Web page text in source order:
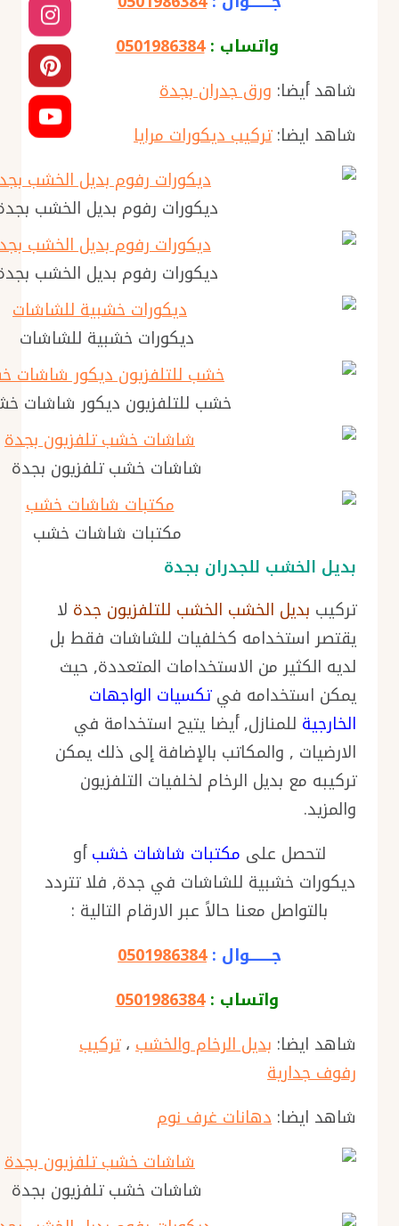
واتساب :0501986384
شاهد أيضا: ورق جدران بجدة
شاهد ايضا:تركيب ديكورات مرايا
ديكورات رفوم بديل الخشب
ديكورات رفوم بديل الخشب
ديكورات خشبية للشاشات
خشب للتلفزيون ديكور شاشات
شاشات خشب تلفزيون بجدة
مكتبات شاشات خشب
بديل الخشب للجدران بجدة
تركيب بديل الخشب الخشب للتلفزيون جدة لا
يقتصر استخدامه كخلفيات للشاشات فقط بل
لديه الكثير من الاستخدامات المتعددة, حيث
يمكن استخدامه فيتكسيات الواجهات
الخارجية للمنازل, أيضا يتيح استخدامة في
الارضيات , والمكاتب بالإضافة إلى ذلك يمكن
تركيبه مع بديل الرخام لخلفيات التلفزيون
والمزيد.
لتحصل على مكتبات شاشات خشبأو
ديكورات خشبية للشاشات في جدة, فلا تتردد
بالتواصل معنا حالاً عبر الارقام التالية :
جــــــــوال :0501986384
واتساب :0501986384
شاهد ايضا: بديل الرخام والخشب ،تركيب
رفوف جدارية
شاهد ايضا: دهانات غرف نوم
شاشات خشب تلفزيون بجدة